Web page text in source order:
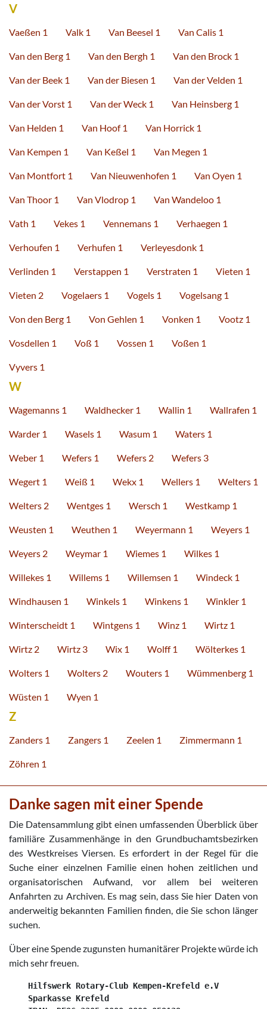
V
Vaeßen 1 Valk 1 Van Beesel 1 Van Calis 1
Van den Berg 1 Van den Bergh 1 Van den Brock 1
Van der Beek 1 Van der Biesen 1 Van der Velden 1
Van der Vorst 1 Van der Weck 1 Van Heinsberg 1
Van Helden 1 Van Hoof 1 Van Horrick 1
Van Kempen 1 Van Keßel 1 Van Megen 1
Van Montfort 1 Van Nieuwenhofen 1 Van Oyen 1
Van Thoor 1 Van Vlodrop 1 Van Wandeloo 1
Vath 1 Vekes 1 Vennemans 1 Verhaegen 1
Verhoufen 1 Verhufen 1 Verleyesdonk 1
Verlinden 1 Verstappen 1 Verstraten 1 Vieten 1
Vieten 2 Vogelaers 1 Vogels 1 Vogelsang 1
Von den Berg 1 Von Gehlen 1 Vonken 1 Vootz 1
Vosdellen 1 Voß 1 Vossen 1 Voßen 1
Vyvers 1
W
Wagemanns 1 Waldhecker 1 Wallin 1 Wallrafen 1
Warder 1 Wasels 1 Wasum 1 Waters 1
Weber 1 Wefers 1 Wefers 2 Wefers 3
Wegert 1 Weiß 1 Wekx 1 Wellers 1 Welters 1
Welters 2 Wentges 1 Wersch 1 Westkamp 1
Weusten 1 Weuthen 1 Weyermann 1 Weyers 1
Weyers 2 Weymar 1 Wiemes 1 Wilkes 1
Willekes 1 Willems 1 Willemsen 1 Windeck 1
Windhausen 1 Winkels 1 Winkens 1 Winkler 1
Winterscheidt 1 Wintgens 1 Winz 1 Wirtz 1
Wirtz 2 Wirtz 3 Wix 1 Wolff 1 Wölterkes 1
Wolters 1 Wolters 2 Wouters 1 Wümmenberg 1
Wüsten 1 Wyen 1
Z
Zanders 1 Zangers 1 Zeelen 1 Zimmermann 1
Zöhren 1
Danke sagen mit einer Spende
Die Datensammlung gibt einen umfassenden Überblick über
familiäre Zusammenhänge in den Grundbuchamtsbezirken
des Westkreises Viersen. Es erfordert in der Regel für die
Suche einer einzelnen Familie einen hohen zeitlichen und
organisatorischen Aufwand, vor allem bei weiteren
Anfahrten zu Archiven. Es mag sein, dass Sie hier Daten von
anderweitig bekannten Familien finden, die Sie schon länger
suchen.
Über eine Spende zugunsten humanitärer Projekte würde ich
mich sehr freuen.
    Hilfswerk Rotary-Club Kempen-Krefeld e.V
    Sparkasse Krefeld